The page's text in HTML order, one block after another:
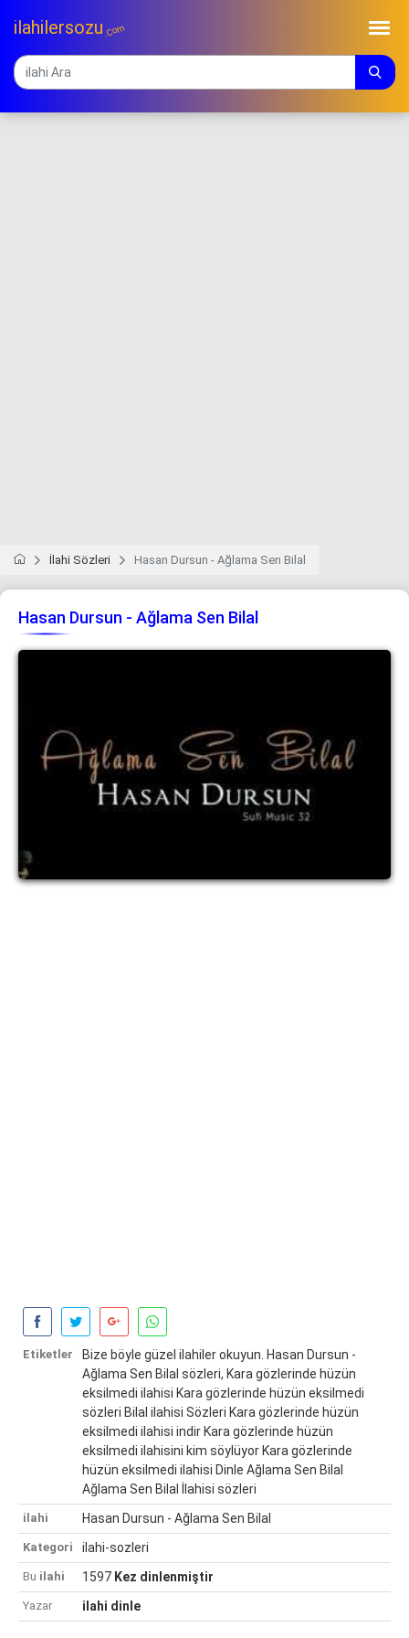
ilahilersozu.Com
İlahi Sözleri Hasan Dursun - Ağlama Sen Bilal
Hasan Dursun - Ağlama Sen Bilal
Etiketler
Bize böyle güzel ilahiler okuyun. Hasan Dursun -
Ağlama Sen Bilal sözleri, Kara gözlerinde hüzün
eksilmedi ilahisi Kara gözlerinde hüzün eksilmedi
sözleri Bilal ilahisi Sözleri Kara gözlerinde hüzün
eksilmedi ilahisi indir Kara gözlerinde hüzün
eksilmedi ilahisini kim söylüyor Kara gözlerinde
hüzün eksilmedi ilahisi Dinle Ağlama Sen Bilal
Ağlama Sen Bilal İlahisi sözleri
ilahi Hasan Dursun - Ağlama Sen Bilal
Kategori ilahi-sozleri
Bu ilahi 1597 Kez dinlenmiştir
Yazar ilahi dinle